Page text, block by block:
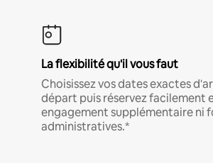
La flexibilité qu'il vous faut
Choisissez vos dates exactes
départ puis réservez facilement
engagement supplémentaire ni
administratives.*